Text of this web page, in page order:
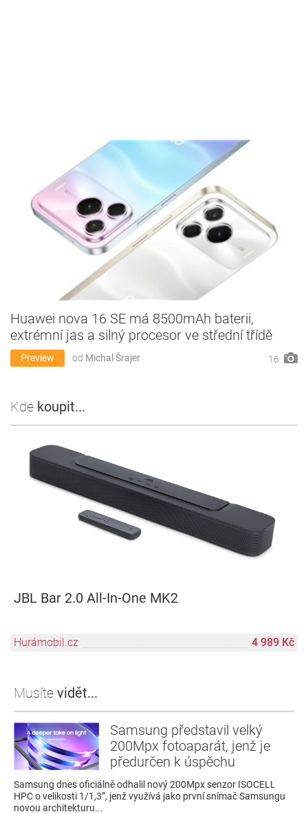
Huawei nova 16 SE má 8500mAh baterii,
extrémní jas a silný procesor ve střední třídě
Preview od Michal Šrajer 16
Kde koupit...
JBL Bar 2.0 All-In-One MK2
Hurámobil.cz 4 989 Kč
Musíte vidět...
Samsung představil velký
200Mpx fotoaparát, jenž je
předurčen k úspěchu
Samsung dnes oficiálně odhalil nový 200Mpx senzor ISOCELL
HPC o velikosti 1/1,3”, jenž využívá jako první snímač Samsungu
novou architekturu...